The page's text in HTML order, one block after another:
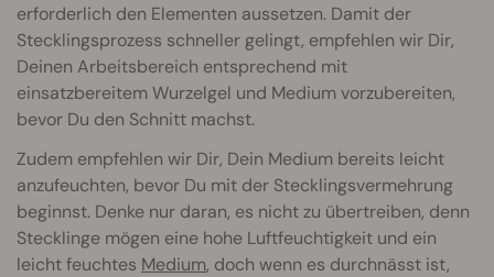
erforderlich den Elementen aussetzen. Damit der
Stecklingsprozess schneller gelingt, empfehlen wir Dir,
Deinen Arbeitsbereich entsprechend mit
einsatzbereitem Wurzelgel und Medium vorzubereiten,
bevor Du den Schnitt machst.
Zudem empfehlen wir Dir, Dein Medium bereits leicht
anzufeuchten, bevor Du mit der Stecklingsvermehrung
beginnst. Denke nur daran, es nicht zu übertreiben, denn
Stecklinge mögen eine hohe Luftfeuchtigkeit und ein
leicht feuchtes Medium, doch wenn es durchnässt ist,